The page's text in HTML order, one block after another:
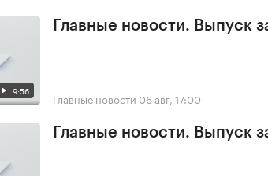
9:56
Главные новости. Выпуск
Главные новости 06 авг, 17:00
Главные новости. Выпуск